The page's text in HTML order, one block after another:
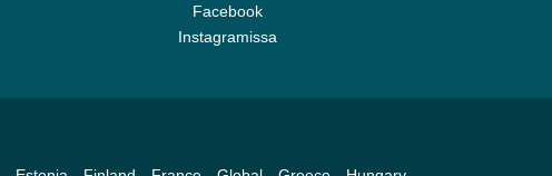
Facebook
Instagramissa